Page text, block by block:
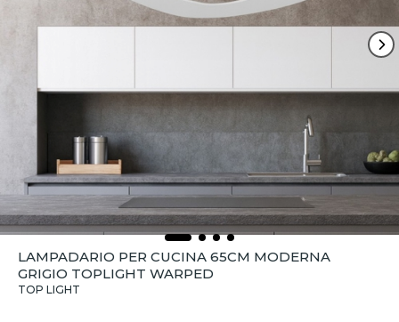
LAMPADARIO PER CUCINA 65CM MODERNA
GRIGIO TOPLIGHT WARPED
TOP LIGHT